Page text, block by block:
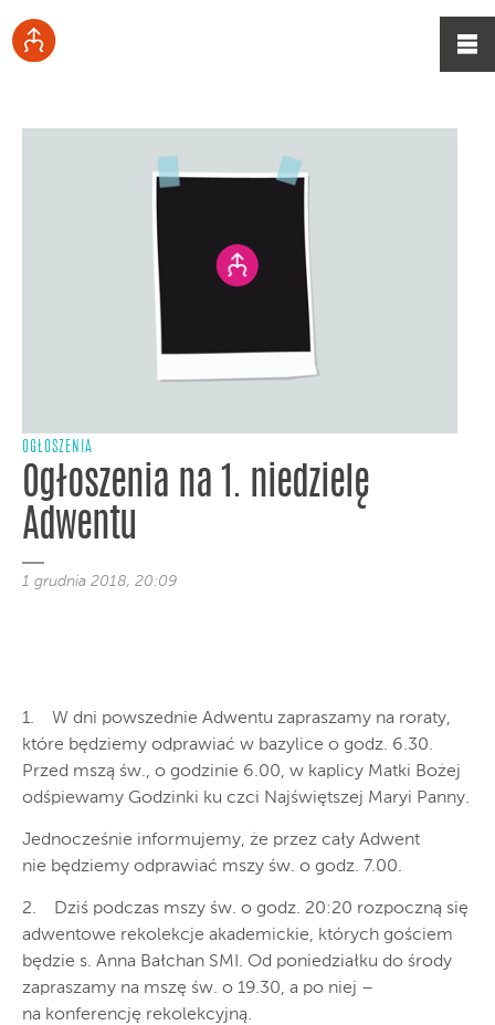
OGŁOSZENIA
Ogłoszenia na 1. niedzielę
Adwentu
1 grudnia 2018, 20:09
1. W dni powszednie Adwentu zapraszamy na roraty,
które będziemy odprawiać w bazylice o godz. 6.30.
Przed mszą św., o godzinie 6.00, w kaplicy Matki Bożej
odśpiewamy Godzinki ku czci Najświętszej Maryi Panny.
Jednocześnie informujemy, że przez cały Adwent
nie będziemy odprawiać mszy św. o godz. 7.00.
2. Dziś podczas mszy św. o godz. 20:20 rozpoczną się
adwentowe rekolekcje akademickie, których gościem
będzie s. Anna Bałchan SMI. Od poniedziałku do środy
zapraszamy na mszę św. o 19.30, a po niej –
na konferencję rekolekcyjną.